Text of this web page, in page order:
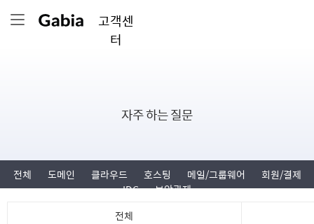
고객센
터
자주 하는 질문
전체 도메인 클라우드 호스팅 메일/그룹웨어
회원/결제
IDC
보안관제
전체